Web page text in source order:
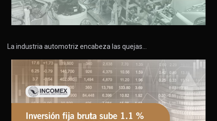
La industria automotriz encabeza las quejas…